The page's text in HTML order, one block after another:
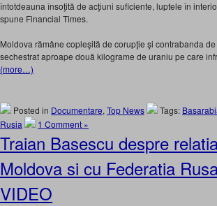
întotdeauna însoţită de acţiuni suficiente, luptele în
spune Financial Times.
Moldova rămâne copleşită de corupţie şi contrabanda
sechestrat aproape două kilograme de uraniu pe care
(more…)
Posted in Documentare, Top News Tags:
Rusia
1 Comment »
Traian Basescu despre
Moldova si cu Federatia
VIDEO